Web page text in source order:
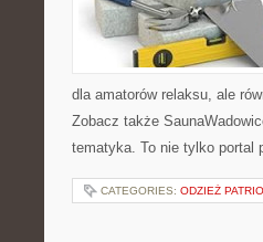
dla amatorów relaksu, ale
Zobacz także
tematyka. To nie tylko
CATEGORIES: ODZIEŻ